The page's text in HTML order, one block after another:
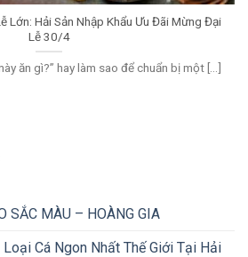
Lớn: Hải Sản Nhập Khẩu Ưu Đãi Mừng Đại
Lễ 30/4
ăn gì?” hay làm sao để chuẩn bị một [...]
SẮC MÀU – HOÀNG GIA
Cá Ngon Nhất Thế Giới Tại Hải